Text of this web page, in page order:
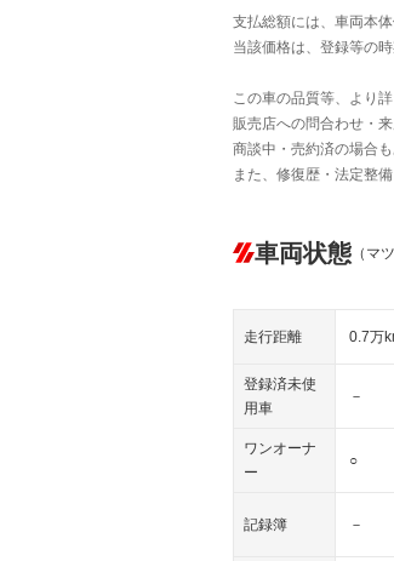
支払総額には、車両本
当該価格は、登録等の
この車の品質等、より
販売店への問合わせ・
商談中・売約済の場合
また、修復歴・法定整
車両状態 （マ
走行距離 0.7万
登録済未使
用車
－
ワンオーナ
ー
○
記録簿 －